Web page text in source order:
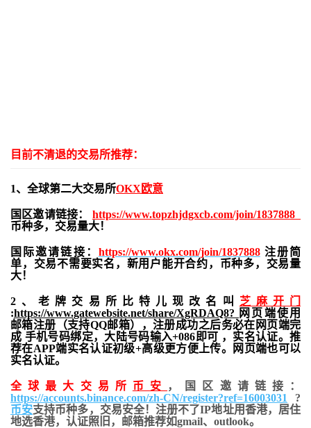
目前不清退的交易所推荐：
1、全球第二大交易所OKX欧意
国区邀请链接： https://www.topzhjdgxcb.com/join/1837888
币种多，交易量大！
国际邀请链接： https://www.okx.com/join/1837888注册简
单，交易不需要实名，新用户能开合约， 币种多，交易量
大！
2、老牌交易所比特儿现改名叫 芝麻开门
:https://www.gatewebsite.net/share/XgRDAQ8? 网页端使用
邮箱注册（支持QQ邮箱），注册成功之后务必在网页端完
成 手机号码绑定，大陆号码输入+086即可 ，实名认证。推
荐在APP端实名认证初级+高级更方便上传。网页端也可以
实名认证。
全球最大交易所 币安
，国区邀请链接：
https://accounts.binance.com/zh-CN/register?ref=16003031
?
币安支持币种多，交易安全！注册不了IP地址用香港，居住
地选香港，认证照旧， 邮箱推荐如gmail、outlook。